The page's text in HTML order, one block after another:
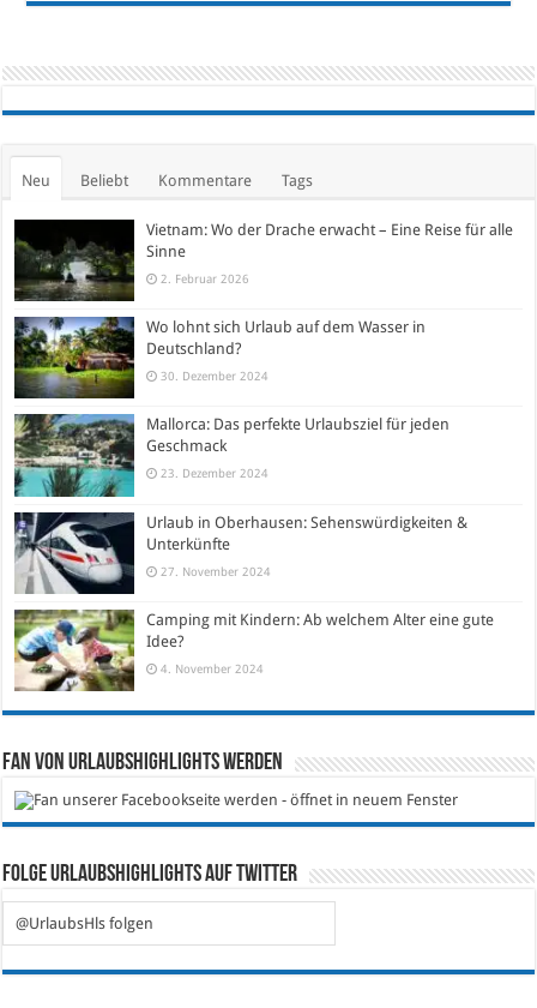
Neu Beliebt Kommentare Tags
Vietnam: Wo der Drache erwacht – Eine Reise für alle
Sinne
2. Februar 2026
Wo lohnt sich Urlaub auf dem Wasser in
Deutschland?
30. Dezember 2024
Mallorca: Das perfekte Urlaubsziel für jeden
Geschmack
23. Dezember 2024
Urlaub in Oberhausen: Sehenswürdigkeiten &
Unterkünfte
27. November 2024
Camping mit Kindern: Ab welchem Alter eine gute
Idee?
4. November 2024
Fan von Urlaubshighlights werden
Folge Urlaubshighlights auf Twitter
@UrlaubsHls folgen